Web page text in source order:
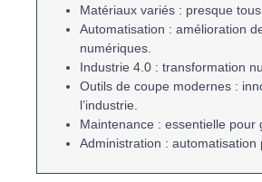
Matériaux variés : presque
Automatisation : amélioration
numériques.
Industrie 4.0 : transformation
Outils de coupe modernes :
l’industrie.
Maintenance : essentielle pour
Administration : automatisation